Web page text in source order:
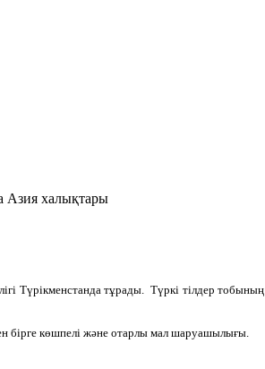
Азия халықтары
Түрікменстанда тұрады. Түркі тілдер тобының
бірге көшпелі және отарлы мал шаруашылығы.